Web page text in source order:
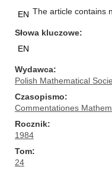
EN The article contains
Słowa kluczowe
EN
Wydawca
Polish Mathematical
Czasopismo
Commentationes
Rocznik
1984
Tom
24